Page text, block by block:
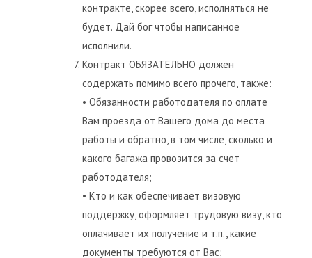
контракте, скорее всего, исполняться не
будет. Дай бог чтобы написанное
исполнили.
Контракт ОБЯЗАТЕЛЬНО должен
содержать помимо всего прочего, также:
• Обязанности работодателя по оплате
Вам проезда от Вашего дома до места
работы и обратно, в том числе, сколько и
какого багажа провозится за счет
работодателя;
• Кто и как обеспечивает визовую
поддержку, оформляет трудовую визу, кто
оплачивает их получение и т.п., какие
документы требуются от Вас;